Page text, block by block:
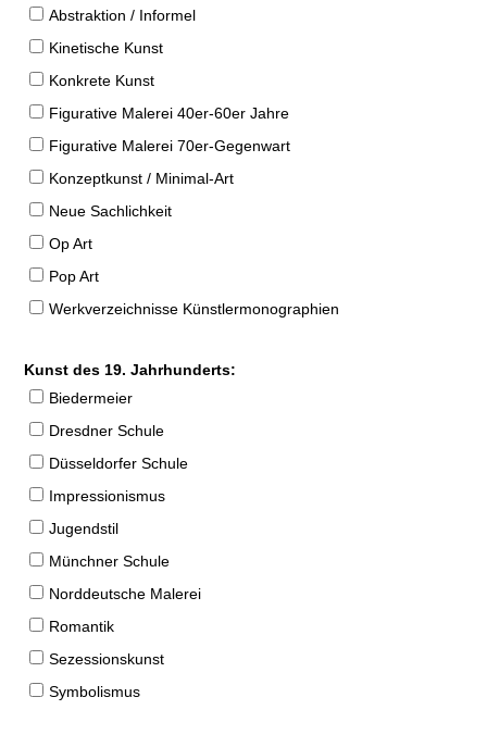
Abstraktion / Informel
Kinetische Kunst
Konkrete Kunst
Figurative Malerei 40er-60er Jahre
Figurative Malerei 70er-Gegenwart
Konzeptkunst / Minimal-Art
Neue Sachlichkeit
Op Art
Pop Art
Werkverzeichnisse Künstlermonographien
Kunst des 19. Jahrhunderts:
Biedermeier
Dresdner Schule
Düsseldorfer Schule
Impressionismus
Jugendstil
Münchner Schule
Norddeutsche Malerei
Romantik
Sezessionskunst
Symbolismus